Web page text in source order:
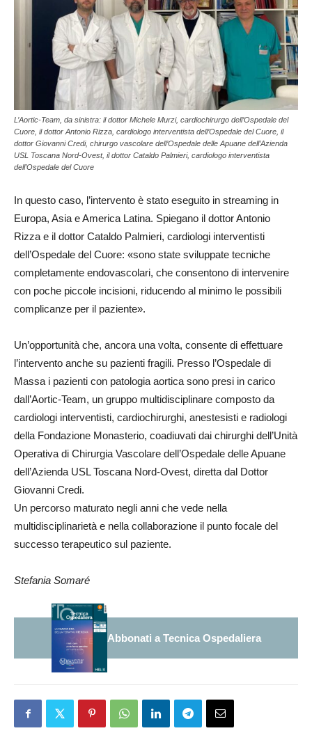
L’Aortic-Team, da sinistra: il dottor Michele Murzi, cardiochirurgo dell’Ospedale del
Cuore, il dottor Antonio Rizza, cardiologo interventista dell’Ospedale del Cuore, il
dottor Giovanni Credi, chirurgo vascolare dell’Ospedale delle Apuane dell’Azienda
USL Toscana Nord-Ovest, il dottor Cataldo Palmieri, cardiologo interventista
dell’Ospedale del Cuore
In questo caso, l’intervento è stato eseguito in streaming in
Europa, Asia e America Latina. Spiegano il dottor Antonio
Rizza e il dottor Cataldo Palmieri, cardiologi interventisti
dell’Ospedale del Cuore: «sono state sviluppate tecniche
completamente endovascolari, che consentono di intervenire
con poche piccole incisioni, riducendo al minimo le possibili
complicanze per il paziente».
Un’opportunità che, ancora una volta, consente di effettuare
l’intervento anche su pazienti fragili. Presso l’Ospedale di
Massa i pazienti con patologia aortica sono presi in carico
dall’Aortic-Team, un gruppo multidisciplinare composto da
cardiologi interventisti, cardiochirurghi, anestesisti e radiologi
della Fondazione Monasterio, coadiuvati dai chirurghi dell’Unità
Operativa di Chirurgia Vascolare dell’Ospedale delle Apuane
dell’Azienda USL Toscana Nord-Ovest, diretta dal Dottor
Giovanni Credi.
Un percorso maturato negli anni che vede nella
multidisciplinarietà e nella collaborazione il punto focale del
successo terapeutico sul paziente.
Stefania Somaré
Abbonati a Tecnica Ospedaliera